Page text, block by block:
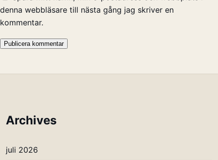
denna webbläsare till nästa gång jag skriver en
kommentar.
Archives
juli 2026